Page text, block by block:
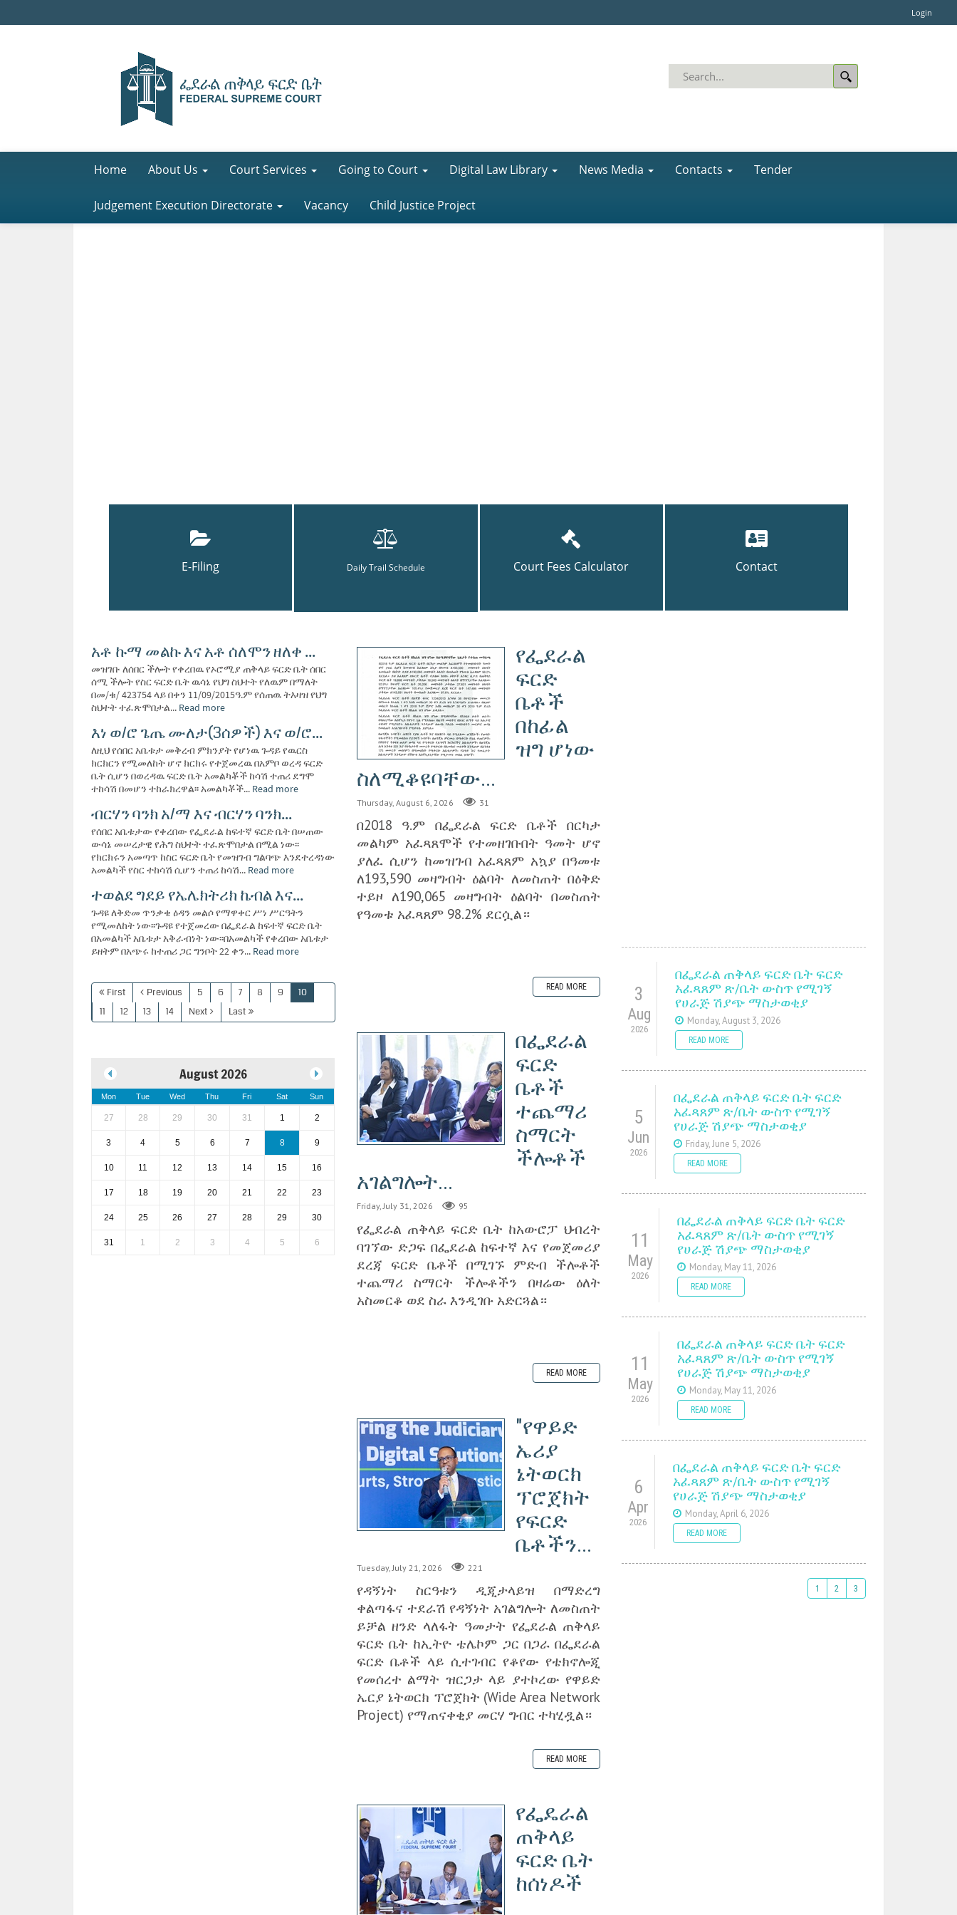
Login
Home About Us Court Services Going to Court Digital Law Library News Media Contacts Tender
Judgement Execution Directorate Vacancy Child Justice Project
E-Filing Daily Trail Schedule Court Fees Calculator Contact
አቶ ኩማ መልኩ እና አቶ ሰለሞን ዘለቀ ...
መዝገቡ ለሰበር ችሎት የቀረበዉ የኦሮሚያ ጠቅላይ ፍርድ ቤት ሰበር
ሰሚ ችሎት የስር ፍርድ ቤት ዉሳኔ የህግ ስህተት የለዉም በማለት
በመ/ቁ/ 423754 ላይ በቀን 11/09/2015ዓ.ም የሰጠዉ ትእዛዝ የህግ
ስህተት ተፈጽሞበታል... Read more
እነ ወ/ሮ ጌጤ ሙለታ(3ሰዎች) እና ወ/ሮ...
ለዚህ የሰበር አቤቱታ መቅረብ ምክንያት የሆነዉ ጉዳይ የዉርስ
ክርክርን የሚመለከት ሆኖ ክርክሩ የተጀመረዉ በአምቦ ወረዳ ፍርድ
ቤት ሲሆን በወረዳዉ ፍርድ ቤት አመልካቾች ከሳሽ ተጠሪ ደግሞ
ተከሳሽ በመሆን ተከራክረዋል፡፡ አመልካቾች... Read more
ብርሃን ባንክ አ/ማ እና ብርሃን ባንክ...
የሰበር አቤቱታው የቀረበው የፌደራል ከፍተኛ ፍርድ ቤት በሠጠው
ውሳኔ መሠረታዊ የሕግ ስህተት ተፈጽሞበታል በሚል ነው፡፡
የክርክሩን አመጣጥ ከስር ፍርድ ቤት የመዝገብ ግልባጭ እንደተረዳነው
አመልካች የስር ተከሳሽ ሲሆን ተጠሪ ከሳሽ... Read more
ተወልደ ግደይ የኤሌክትሪክ ኬብል እና...
ጉዳዩ ለቅድመ ጥንቃቄ ዕዳን መልሶ የማዋቀር ሥነ ሥርዓትን
የሚመለከት ነው፡፡ጉዳዩ የተጀመረው በፌደራል ከፍተኛ ፍርድ ቤት
በአመልካች አቤቱታ አቅራብነት ነው፡፡በአመልካች የቀረበው አቤቱታ
ይዘትም በአጭሩ ከተጠሪ ጋር ግንቦት 22 ቀን... Read more
First Previous 5 6 7 8 9
10
11
12 13 14 Next Last
August 2026
Mon Tue Wed Thu Fri Sat Sun
27 28 29 30 31 1 2
3 4 5 6 7 8 9
10 11 12 13 14 15 16
17 18 19 20 21 22 23
24 25 26 27 28 29 30
31 1 2 3 4 5 6
የፌደራል
ፍርድ
ቤቶች
በከፊል
ዝግ ሆነው
ስለሚቆዩባቸው...
Thursday, August 6, 2026 31
በ2018 ዓ.ም በፌደራል ፍርድ ቤቶች በርካታ
መልካም አፈጻጸሞች የተመዘገቡበት ዓመት ሆኖ
ያለፈ ሲሆን ከመዝገብ አፈጻጸም አኳያ በዓመቱ
ለ193,590 መዛግብት ዕልባት ለመስጠት በዕቅድ
ተይዞ ለ190,065 መዛግብት ዕልባት በመስጠት
የዓመቱ አፈጻጸም 98.2% ደርሷል።
READ MORE
በፌደራል
ፍርድ
ቤቶች
ተጨማሪ
ስማርት
ችሎቶች
አገልግሎት...
Friday, July 31, 2026 95
የፌደራል ጠቅላይ ፍርድ ቤት ከአውሮፓ ህብረት
ባገኘው ድጋፍ በፌደራል ከፍተኛ እና የመጀመሪያ
ደረጃ ፍርድ ቤቶች በሚገኙ ምድብ ችሎቶች
ተጨማሪ ስማርት ችሎቶችን በዛሬው ዕለት
አስመርቆ ወደ ስራ እንዲገቡ አድርጓል።
READ MORE
"የዋይድ
ኤሪያ
ኔትወርክ
ፕሮጀክት
የፍርድ
ቤቶችን...
Tuesday, July 21, 2026 221
የዳኝነት ስርዓቱን ዲጂታላይዝ በማድረግ
ቀልጣፋና ተደራሽ የዳኝነት አገልግሎት ለመስጠት
ይቻል ዘንድ ላለፋት ዓመታት የፌደራል ጠቅላይ
ፍርድ ቤት ከኢትዮ ቴሌኮም ጋር በጋራ በፌደራል
ፍርድ ቤቶች ላይ ሲተገብር የቆየው የቴክኖሎጂ
የመሰረተ ልማት ዝርጋታ ላይ ያተኮረው የዋይድ
ኤርያ ኔትወርክ ፕሮጀክት (Wide Area Network
Project) የማጠናቀቂያ መርሃ ግብር ተካሂዷል።
READ MORE
የፌዴራል
ጠቅላይ
ፍርድ ቤት
ከሰነዶች
3
Aug
2026
በፌደራል ጠቅላይ ፍርድ ቤት ፍርድ
አፈጻጸም ጽ/ቤት ውስጥ የሚገኝ
የሀራጅ ሽያጭ ማስታወቂያ
Monday, August 3, 2026
READ MORE
5
Jun
2026
በፌደራል ጠቅላይ ፍርድ ቤት ፍርድ
አፈጻጸም ጽ/ቤት ውስጥ የሚገኝ
የሀራጅ ሽያጭ ማስታወቂያ
Friday, June 5, 2026
READ MORE
11
May
2026
በፌደራል ጠቅላይ ፍርድ ቤት ፍርድ
አፈጻጸም ጽ/ቤት ውስጥ የሚገኝ
የሀራጅ ሽያጭ ማስታወቂያ
Monday, May 11, 2026
READ MORE
11
May
2026
በፌደራል ጠቅላይ ፍርድ ቤት ፍርድ
አፈጻጸም ጽ/ቤት ውስጥ የሚገኝ
የሀራጅ ሽያጭ ማስታወቂያ
Monday, May 11, 2026
READ MORE
6
Apr
2026
በፌደራል ጠቅላይ ፍርድ ቤት ፍርድ
አፈጻጸም ጽ/ቤት ውስጥ የሚገኝ
የሀራጅ ሽያጭ ማስታወቂያ
Monday, April 6, 2026
READ MORE
1 2 3